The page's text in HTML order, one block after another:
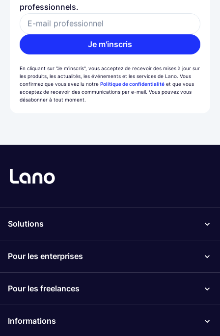
professionnels.
E-mail professionnel
Je m'inscris
En cliquant sur "Je m'inscris", vous acceptez de recevoir des mises à jour sur
les produits, les actualités, les événements et les services de Lano. Vous
confirmez que vous avez lu notre Politique de confidentialité et que vous
acceptez de recevoir des communications par e-mail. Vous pouvez vous
désabonner à tout moment.
Solutions
Pour les enterprises
Pour les freelances
Informations